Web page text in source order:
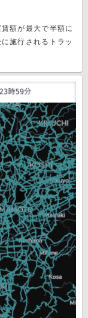
額が最大で半額に
施行されるトラッ